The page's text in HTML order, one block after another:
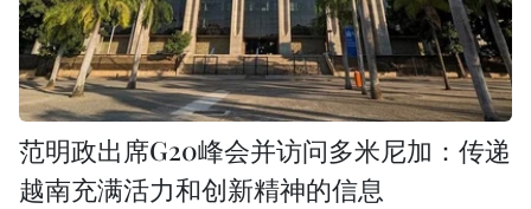
范明政出席G20峰会并访问多米尼加：传递
越南充满活力和创新精神的信息